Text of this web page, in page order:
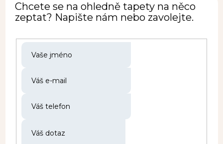
Chcete se na ohledně tapety na něco
zeptat? Napište nám nebo zavolejte.